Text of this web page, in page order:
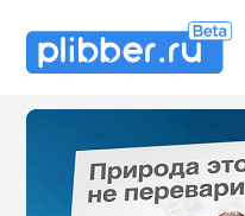
Some SEO Title